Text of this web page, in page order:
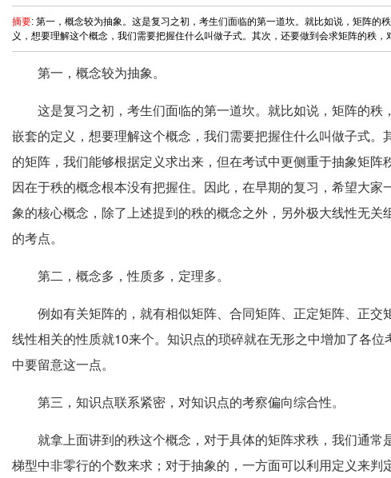
摘要: 第一，概念较为抽象。这是复习之初，考生们面临的第一道坎。就比如说，矩阵的
义，想要理解这个概念，我们需要把握住什么叫做子式。其次，还要做到会求矩阵的秩，
第一，概念较为抽象。
这是复习之初，考生们面临的第一道坎。就比如说，矩阵的
嵌套的定义，想要理解这个概念，我们需要把握住什么叫做子式
的矩阵，我们能够根据定义求出来，但在考试中更侧重于抽象矩
因在于秩的概念根本没有把握住。因此，在早期的复习，希望大
象的核心概念，除了上述提到的秩的概念之外，另外极大线性无
的考点。
第二，概念多，性质多，定理多。
例如有关矩阵的，就有相似矩阵、合同矩阵、正定矩阵、正交
线性相关的性质就10来个。知识点的琐碎就在无形之中增加了各
中要留意这一点。
第三，知识点联系紧密，对知识点的考察偏向综合性。
就拿上面讲到的秩这个概念，对于具体的矩阵求秩，我们通
梯型中非零行的个数来求；对于抽象的，一方面可以利用定义来